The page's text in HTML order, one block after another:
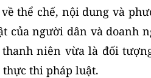
thể chế, nội dung và
của người dân và doanh
niên vừa là đối
thi pháp luật.